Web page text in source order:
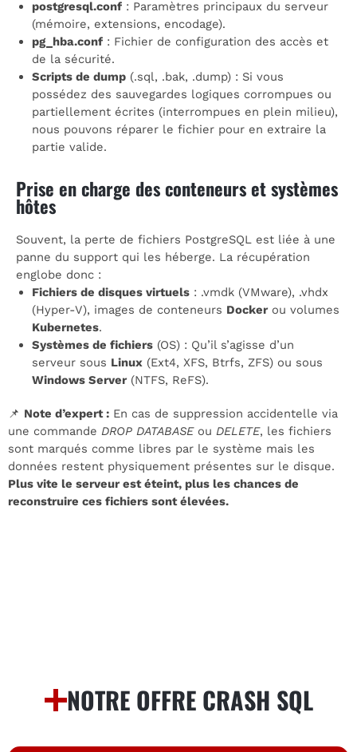
postgresql.conf : Paramètres principaux du serveur
(mémoire, extensions, encodage).
pg_hba.conf : Fichier de configuration des accès et
de la sécurité.
Scripts de dump (.sql, .bak, .dump) : Si vous
possédez des sauvegardes logiques corrompues ou
partiellement écrites (interrompues en plein milieu),
nous pouvons réparer le fichier pour en extraire la
partie valide.
Prise en charge des conteneurs et systèmes
hôtes
Souvent, la perte de fichiers PostgreSQL est liée à une
panne du support qui les héberge. La récupération
englobe donc :
Fichiers de disques virtuels : .vmdk (VMware), .vhdx
(Hyper-V), images de conteneurs Dockerou volumes
Kubernetes.
Systèmes de fichiers (OS) : Qu’il s’agisse d’un
serveur sous Linux (Ext4, XFS, Btrfs, ZFS) ou sous
Windows Server(NTFS, ReFS).
📌 Note d’expert : En cas de suppression accidentelle via
une commande DROP DATABASEou DELETE, les fichiers
sont marqués comme libres par le système mais les
données restent physiquement présentes sur le disque.
Plus vite le serveur est éteint, plus les chances de
reconstruire ces fichiers sont élevées.
NOTRE OFFRE CRASH SQL